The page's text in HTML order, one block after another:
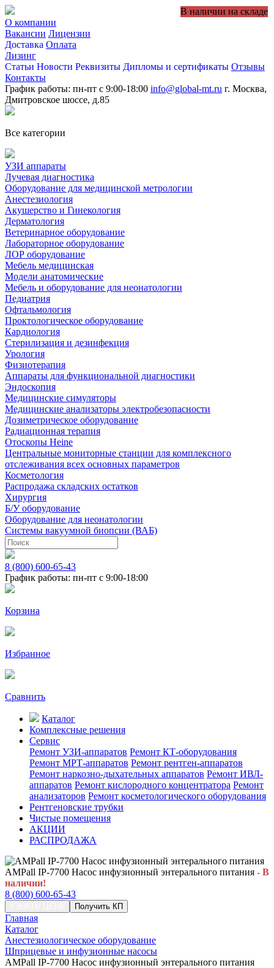
О компании
Вакансии Лицензии
Доставка Оплата
Лизинг
Статьи Новости Реквизиты Дипломы и сертификаты Отзывы
Контакты
График работы: пн-пт с 9:00-18:00 info@global-mt.ru г. Москва,
Дмитровское шоссе, д.85
Все категории
УЗИ аппараты
Лучевая диагностика
Оборудование для медицинской метрологии
Анестезиология
Акушерство и Гинекология
Дерматология
Ветеринарное оборудование
Лабораторное оборудование
ЛОР оборудование
Мебель медицинская
Модели анатомические
Мебель и оборудование для неонатологии
Педиатрия
Офтальмология
Проктологическое оборудование
Кардиология
Стерилизация и дезинфекция
Урология
Физиотерапия
Аппараты для функциональной диагностики
Эндоскопия
Медицинские симуляторы
Медицинские анализаторы электробезопасности
Дозиметрическое оборудование
Радиационная терапия
Отоскопы Heine
Центральные мониторные станции для комплексного
отслеживания всех основных параметров
Косметология
Распродажа складских остатков
Хирургия
Б/У оборудование
Оборудование для неонатологии
Системы вакуумной биопсии (ВАБ)
8 (800) 600-65-43
График работы: пн-пт с 9:00-18:00
Корзина
Избранное
Сравнить
Каталог
Комплексные решения
Сервис
Ремонт УЗИ-аппаратов Ремонт КТ-оборудования
Ремонт МРТ-аппаратов Ремонт рентген-аппаратов
Ремонт наркозно-дыхательных аппаратов Ремонт ИВЛ-
аппаратов Ремонт кислородного концентратора Ремонт
анализаторов Ремонт косметологического оборудования
Рентгеновские трубки
Чистые помещения
АКЦИИ
РАСПРОДАЖА
AMPall IP-7700 Насос инфузионный энтерального питания - В
наличии!
8 (800) 600-65-43
Получить КП
Главная
Каталог
Анестезиологическое оборудование
Шприцевые и инфузионные насосы
AMPall IP-7700 Насос инфузионный энтерального питания
В наличии на складе